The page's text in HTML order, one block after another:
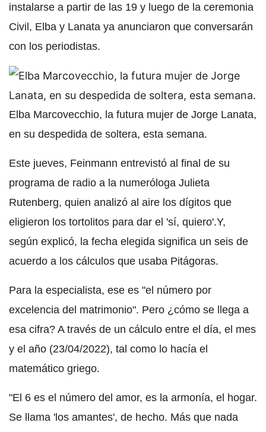
instalarse a partir de las 19 y luego de la ceremonia
Civil, Elba y Lanata ya anunciaron que conversarán
con los periodistas.
Elba Marcovecchio, la futura mujer de Jorge Lanata,
en su despedida de soltera, esta semana.
Este jueves, Feinmann entrevistó al final de su
programa de radio a la numeróloga Julieta
Rutenberg, quien analizó al aire los dígitos que
eligieron los tortolitos para dar el 'sí, quiero'.Y,
según explicó, la fecha elegida significa un seis de
acuerdo a los cálculos que usaba Pitágoras.
Para la especialista, ese es "el número por
excelencia del matrimonio". Pero ¿cómo se llega a
esa cifra? A través de un cálculo entre el día, el mes
y el año (23/04/2022), tal como lo hacía el
matemático griego.
"El 6 es el número del amor, es la armonía, el hogar.
Se llama 'los amantes', de hecho. Más que nada